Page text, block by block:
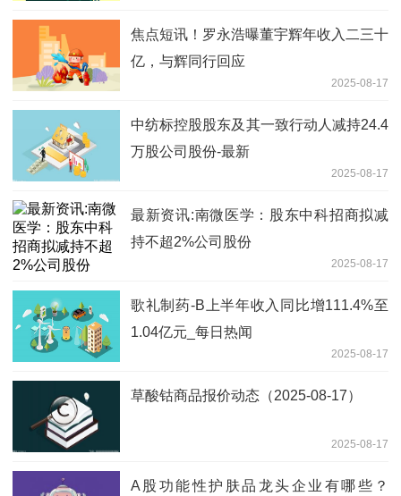
焦点短讯！罗永浩曝董宇辉年收入二三十
亿，与辉同行回应
2025-08-17
中纺标控股股东及其一致行动人减持24.4
万股公司股份-最新
2025-08-17
最新资讯:南微医学：股东中科招商拟减
持不超2%公司股份
2025-08-17
歌礼制药-B上半年收入同比增111.4%至
1.04亿元_每日热闻
2025-08-17
草酸钴商品报价动态（2025-08-17）
2025-08-17
A股功能性护肤品龙头企业有哪些？